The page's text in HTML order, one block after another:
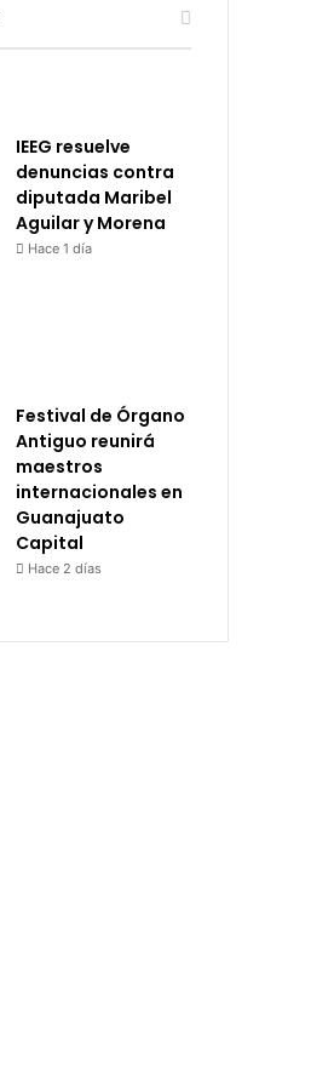
IEEG resuelve
denuncias contra
diputada Maribel
Aguilar y Morena
Hace 1 día
Festival de Órgano
Antiguo reunirá
maestros
internacionales en
Guanajuato
Capital
Hace 2 días